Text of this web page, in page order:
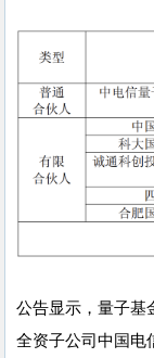
公告显示，量子基
全资子公司中国电